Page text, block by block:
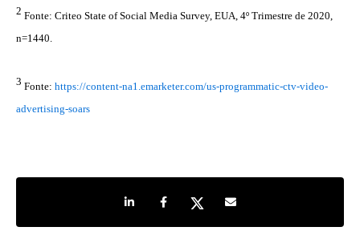
2 Fonte: Criteo State of Social Media Survey, EUA, 4º Trimestre de 2020,
n=1440.
3 Fonte: https://content-na1.emarketer.com/us-programmatic-ctv-video-
advertising-soars
Share on LinkedIn
Share on Facebook
Share on TwitterShare by e-mail